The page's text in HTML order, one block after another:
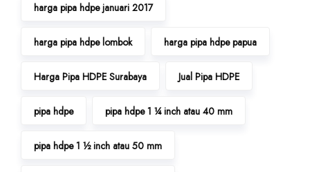
harga pipa hdpe januari 2017
harga pipa hdpe lombok harga pipa hdpe papua
Harga Pipa HDPE Surabaya Jual Pipa HDPE
pipa hdpe pipa hdpe 1 ¼ inch atau 40 mm
pipa hdpe 1 ½ inch atau 50 mm